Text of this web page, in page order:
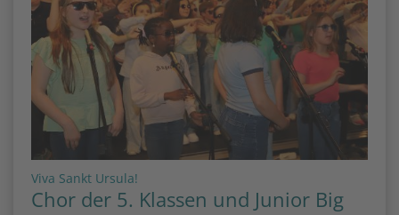
Viva Sankt Ursula!
Chor der 5. Klassen und Junior Big